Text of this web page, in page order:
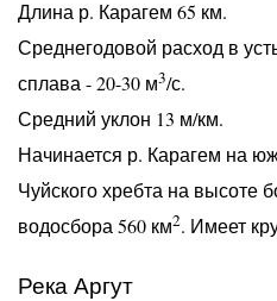
Длина р. Карагем 65 км.
Среднегодовой расход в
сплава - 20-30 м3/с.
Средний уклон 13 м/км.
Начинается р. Карагем на
Чуйского хребта на высоте
водосбора 560 км2. Имеет
Река Аргут